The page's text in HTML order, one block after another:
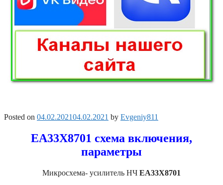
Posted on 04.02.202104.02.2021 by Evgeniy811
EA33X8701 схема включения,
параметры
Микросхема- усилитель НЧ EA33X8701